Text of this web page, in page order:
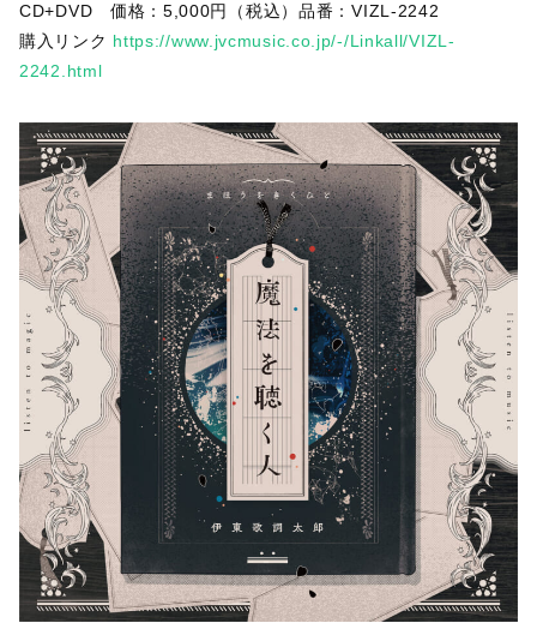
CD+DVD 価格：5,000円（税込）品番：VIZL-2242
購入リンク https://www.jvcmusic.co.jp/-/Linkall/VIZL-
2242.html